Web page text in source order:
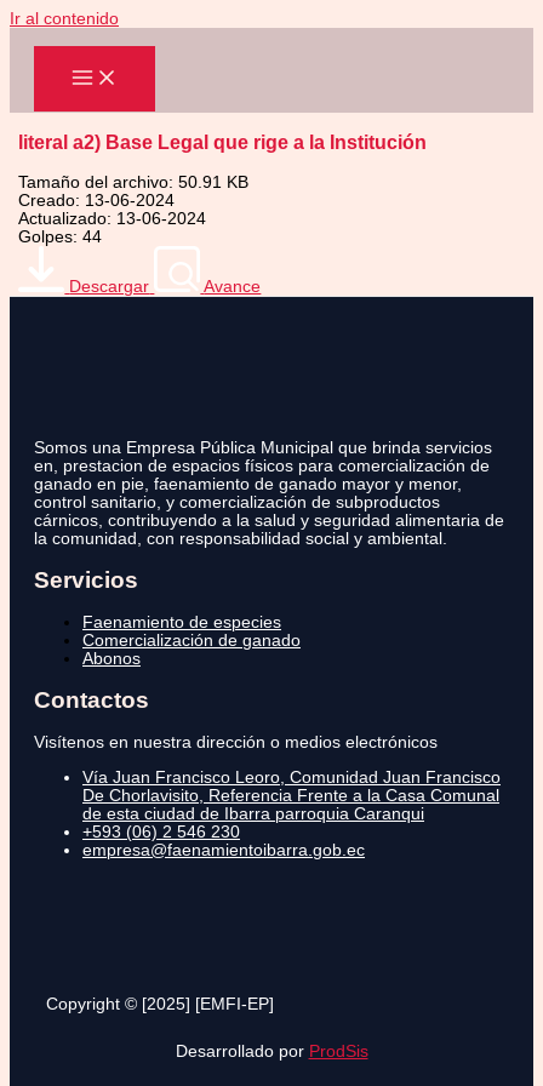
Ir al contenido
literal a2) Base Legal que rige a la Institución
Tamaño del archivo: 50.91 KB
Creado: 13-06-2024
Actualizado: 13-06-2024
Golpes: 44
Descargar Avance
Somos una Empresa Pública Municipal que brinda servicios
en, prestacion de espacios físicos para comercialización de
ganado en pie, faenamiento de ganado mayor y menor,
control sanitario, y comercialización de subproductos
cárnicos, contribuyendo a la salud y seguridad alimentaria de
la comunidad, con responsabilidad social y ambiental.
Servicios
Faenamiento de especies
Comercialización de ganado
Abonos
Contactos
Visítenos en nuestra dirección o medios electrónicos
Vía Juan Francisco Leoro, Comunidad Juan Francisco
De Chorlavisito, Referencia Frente a la Casa Comunal
de esta ciudad de Ibarra parroquia Caranqui
+593 (06) 2 546 230
empresa@faenamientoibarra.gob.ec
Copyright © [2025] [EMFI-EP]
Desarrollado por ProdSis